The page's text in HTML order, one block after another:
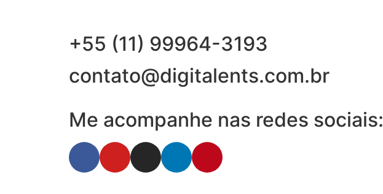
+55 (11) 99964-3193
contato@digitalents.com.br
Me acompanhe nas redes sociais: